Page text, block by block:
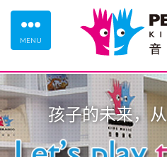
MENU
孩子的未来，从